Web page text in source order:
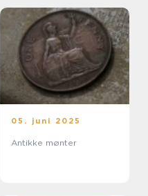
05. juni 2025
Antikke mønter